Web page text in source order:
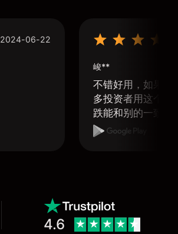
2024-06-22
峻**
不错好用，如果可
多投资者用这个软
跌能和别的一致那
4.6